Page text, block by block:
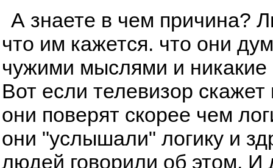
А знаете в чем причина?
что им кажется. что они
чужими мыслями и никакие
Вот если телевизор скажет
они поверят скорее чем
они "услышали" логику и
людей говорили об этом.